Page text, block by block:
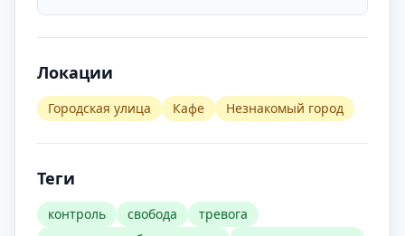
Локации
Городская улица Кафе Незнакомый город
Теги
контроль свобода
тревога